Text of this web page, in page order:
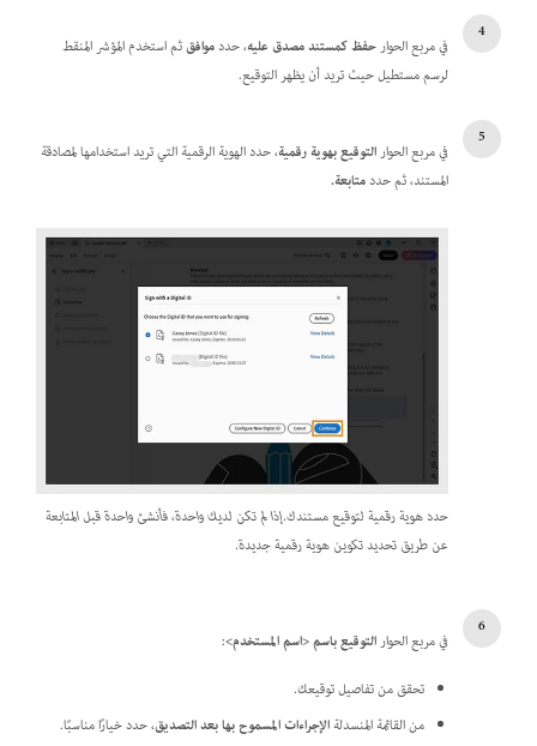
في مربع الحوارحفظ كمستند مصدق عليه، حددموافقثم استخدم المؤشر المنقط
لرسم مستطيل حيث تريد أن يظهر التوقيع.
في مربع الحوارالتوقيع بهوية رقمية، حدد الهوية الرقمية التي تريد استخدامها لمصادقة
المستند، ثم حددمتابعة.
حدد هوية رقمية لتوقيع مستندك.إذا لم تكن لديك واحدة، فأنشئ واحدة قبل المتابعة
عن طريق تحديد تكوين هوية رقمية جديدة.
في مربع الحوارالتوقيع باسم <اسم المستخدم>:
تحقق من تفاصيل توقيعك.
من القائمة المنسدلةالإجراءات المسموح بها بعد التصديق، حدد خيارًا مناسبًا.